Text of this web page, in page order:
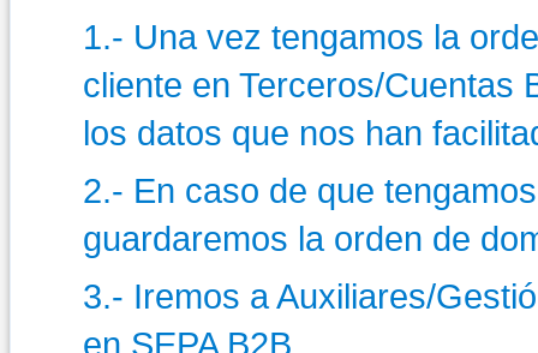
1.- Una vez tengamos la
cliente en Terceros/Cuentas
los datos que nos han
2.- En caso de que
guardaremos la orden de
3.- Iremos a Auxiliares/
en SEPA B2B.